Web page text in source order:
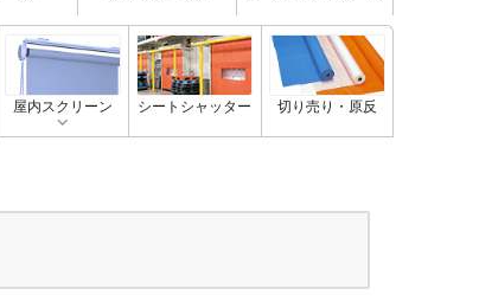
屋内スクリーン シートシャッター 切り売り・原反